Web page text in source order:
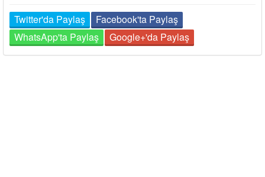
Twitter'da Paylaş
Facebook'ta Paylaş
WhatsApp'ta Paylaş
Google+'da Paylaş